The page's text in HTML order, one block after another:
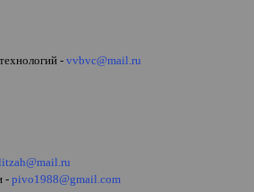
-vvbvc@mail.ru
-pivo1988@gmail.com